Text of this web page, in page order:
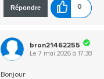
Répondre 0
bron21462255
Le 7 mai 2026 à17:38
Bonjour